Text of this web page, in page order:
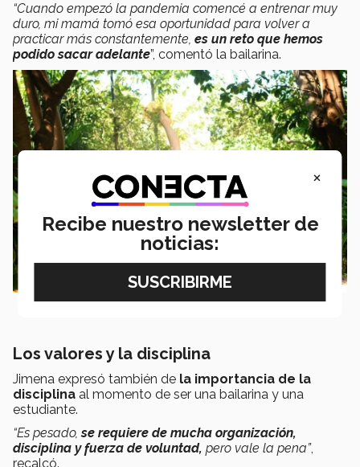
“Cuando empezó la pandemia comencé a entrenar muy
duro, mi mamá tomó esa oportunidad para volver a
practicar más constantemente, es un reto que hemos
podido sacar adelante”, comentó la bailarina.
Los valores y la disciplina
Jimena expresó también de la importancia de la
disciplina al momento de ser una bailarina y una
estudiante.
“Es pesado,se requiere de mucha organización,
disciplina y fuerza de voluntad, pero vale la pena”,
recalcó.
×
Recibe nuestro newsletter de
noticias: